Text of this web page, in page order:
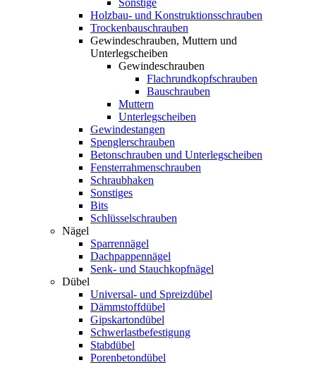
Sonstige
Holzbau- und Konstruktionsschrauben
Trockenbauschrauben
Gewindeschrauben, Muttern und
Unterlegscheiben
Gewindeschrauben
Flachrundkopfschrauben
Bauschrauben
Muttern
Unterlegscheiben
Gewindestangen
Spenglerschrauben
Betonschrauben und Unterlegscheiben
Fensterrahmenschrauben
Schraubhaken
Sonstiges
Bits
Schlüsselschrauben
Nägel
Sparrennägel
Dachpappennägel
Senk- und Stauchkopfnägel
Dübel
Universal- und Spreizdübel
Dämmstoffdübel
Gipskartondübel
Schwerlastbefestigung
Stabdübel
Porenbetondübel